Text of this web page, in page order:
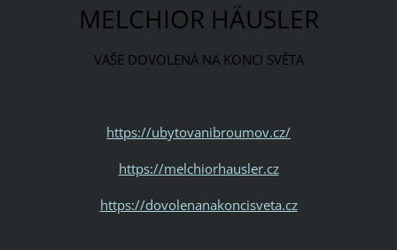
MELCHIOR HÄUSLER
VAŠE DOVOLENÁ NA KONCI SVĚTA
https://ubytovanibroumov.cz/
https://melchiorhausler.cz
https://dovolenanakoncisveta.cz